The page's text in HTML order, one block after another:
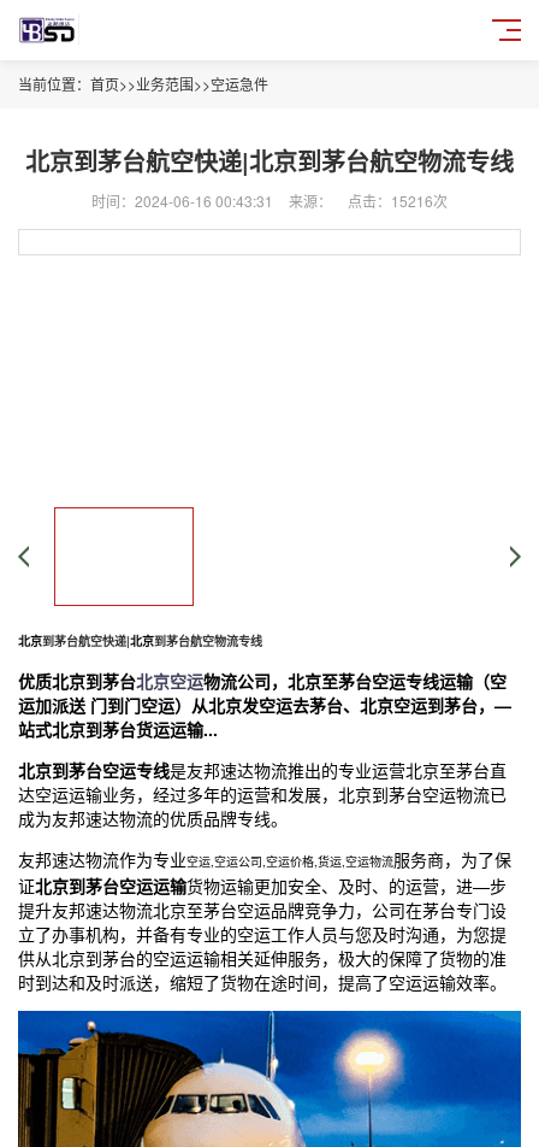
当前位置： 首页>>业务范围>>空运急件
北京到茅台航空快递|北京到茅台航空物流专线
时间：2024-06-16 00:43:31 来源： 点击：15216次
北京到茅台航空快递|北京到茅台航空物流专线
优质北京到茅台北京空运物流公司， 北京至茅台空运专线运输（空
运加派送 门到门空运）从北京发空运去茅台、 北京空运到茅台，—
站式北京到茅台货运运输...
北京到茅台空运专线是友邦速达物流推出的专业运营北京至茅台直
达空运运输业务，经过多年的运营和发展， 北京到茅台空运物流已
成为友邦速达物流的优质品牌专线。
友邦速达物流作为专业空运,空运公司,空运价格,货运,空运物流服务商，为了保
证北京到茅台空运运输货物运输更加安全、及时、的运营，进—步
提升友邦速达物流北京至茅台空运品牌竞争力，公司在茅台专门设
立了办事机构，并备有专业的空运工作人员与您及时沟通，为您提
供从北京到茅台的空运运输相关延伸服务，极大的保障了货物的准
时到达和及时派送，缩短了货物在途时间，提高了空运运输效率。